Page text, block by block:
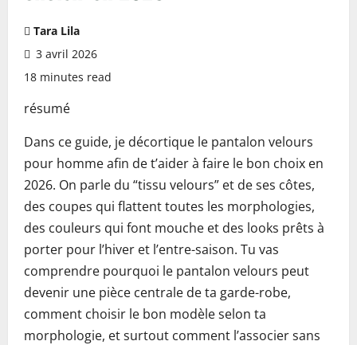
Tara Lila
3 avril 2026
18 minutes read
résumé
Dans ce guide, je décortique le pantalon velours
pour homme afin de t’aider à faire le bon choix en
2026. On parle du “tissu velours” et de ses côtes,
des coupes qui flattent toutes les morphologies,
des couleurs qui font mouche et des looks prêts à
porter pour l’hiver et l’entre-saison. Tu vas
comprendre pourquoi le pantalon velours peut
devenir une pièce centrale de ta garde-robe,
comment choisir le bon modèle selon ta
morphologie, et surtout comment l’associer sans